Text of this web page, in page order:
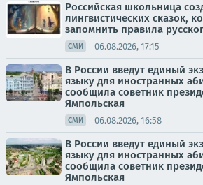
Российская школьница
лингвистических сказок,
запомнить правила
СМИ 06.08.2026, 17:15
В России введут единый
языку для иностранных
сообщила советник
Ямпольская
СМИ 06.08.2026, 16:58
В России введут единый
языку для иностранных
сообщила советник
Ямпольская